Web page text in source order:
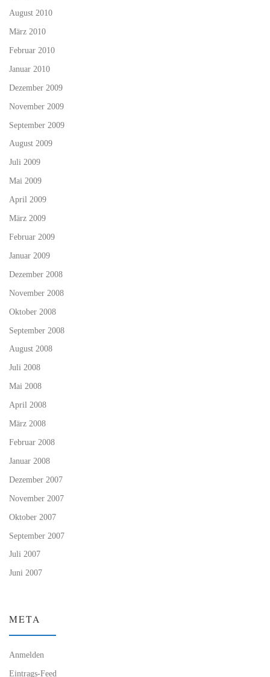
August 2010
März 2010
Februar 2010
Januar 2010
Dezember 2009
November 2009
September 2009
August 2009
Juli 2009
Mai 2009
April 2009
März 2009
Februar 2009
Januar 2009
Dezember 2008
November 2008
Oktober 2008
September 2008
August 2008
Juli 2008
Mai 2008
April 2008
März 2008
Februar 2008
Januar 2008
Dezember 2007
November 2007
Oktober 2007
September 2007
Juli 2007
Juni 2007
META
Anmelden
Eintrags-Feed